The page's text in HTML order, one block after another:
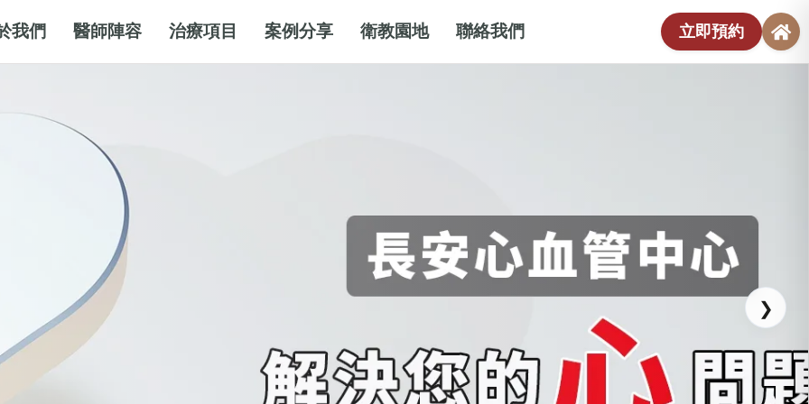
我們 醫師陣容 治療項目 案例分享 衛教園地 聯絡我們 立即預約
❯